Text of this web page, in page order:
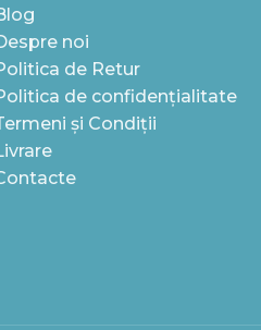
noi
de Retur
de confidențialitate
și Condiții